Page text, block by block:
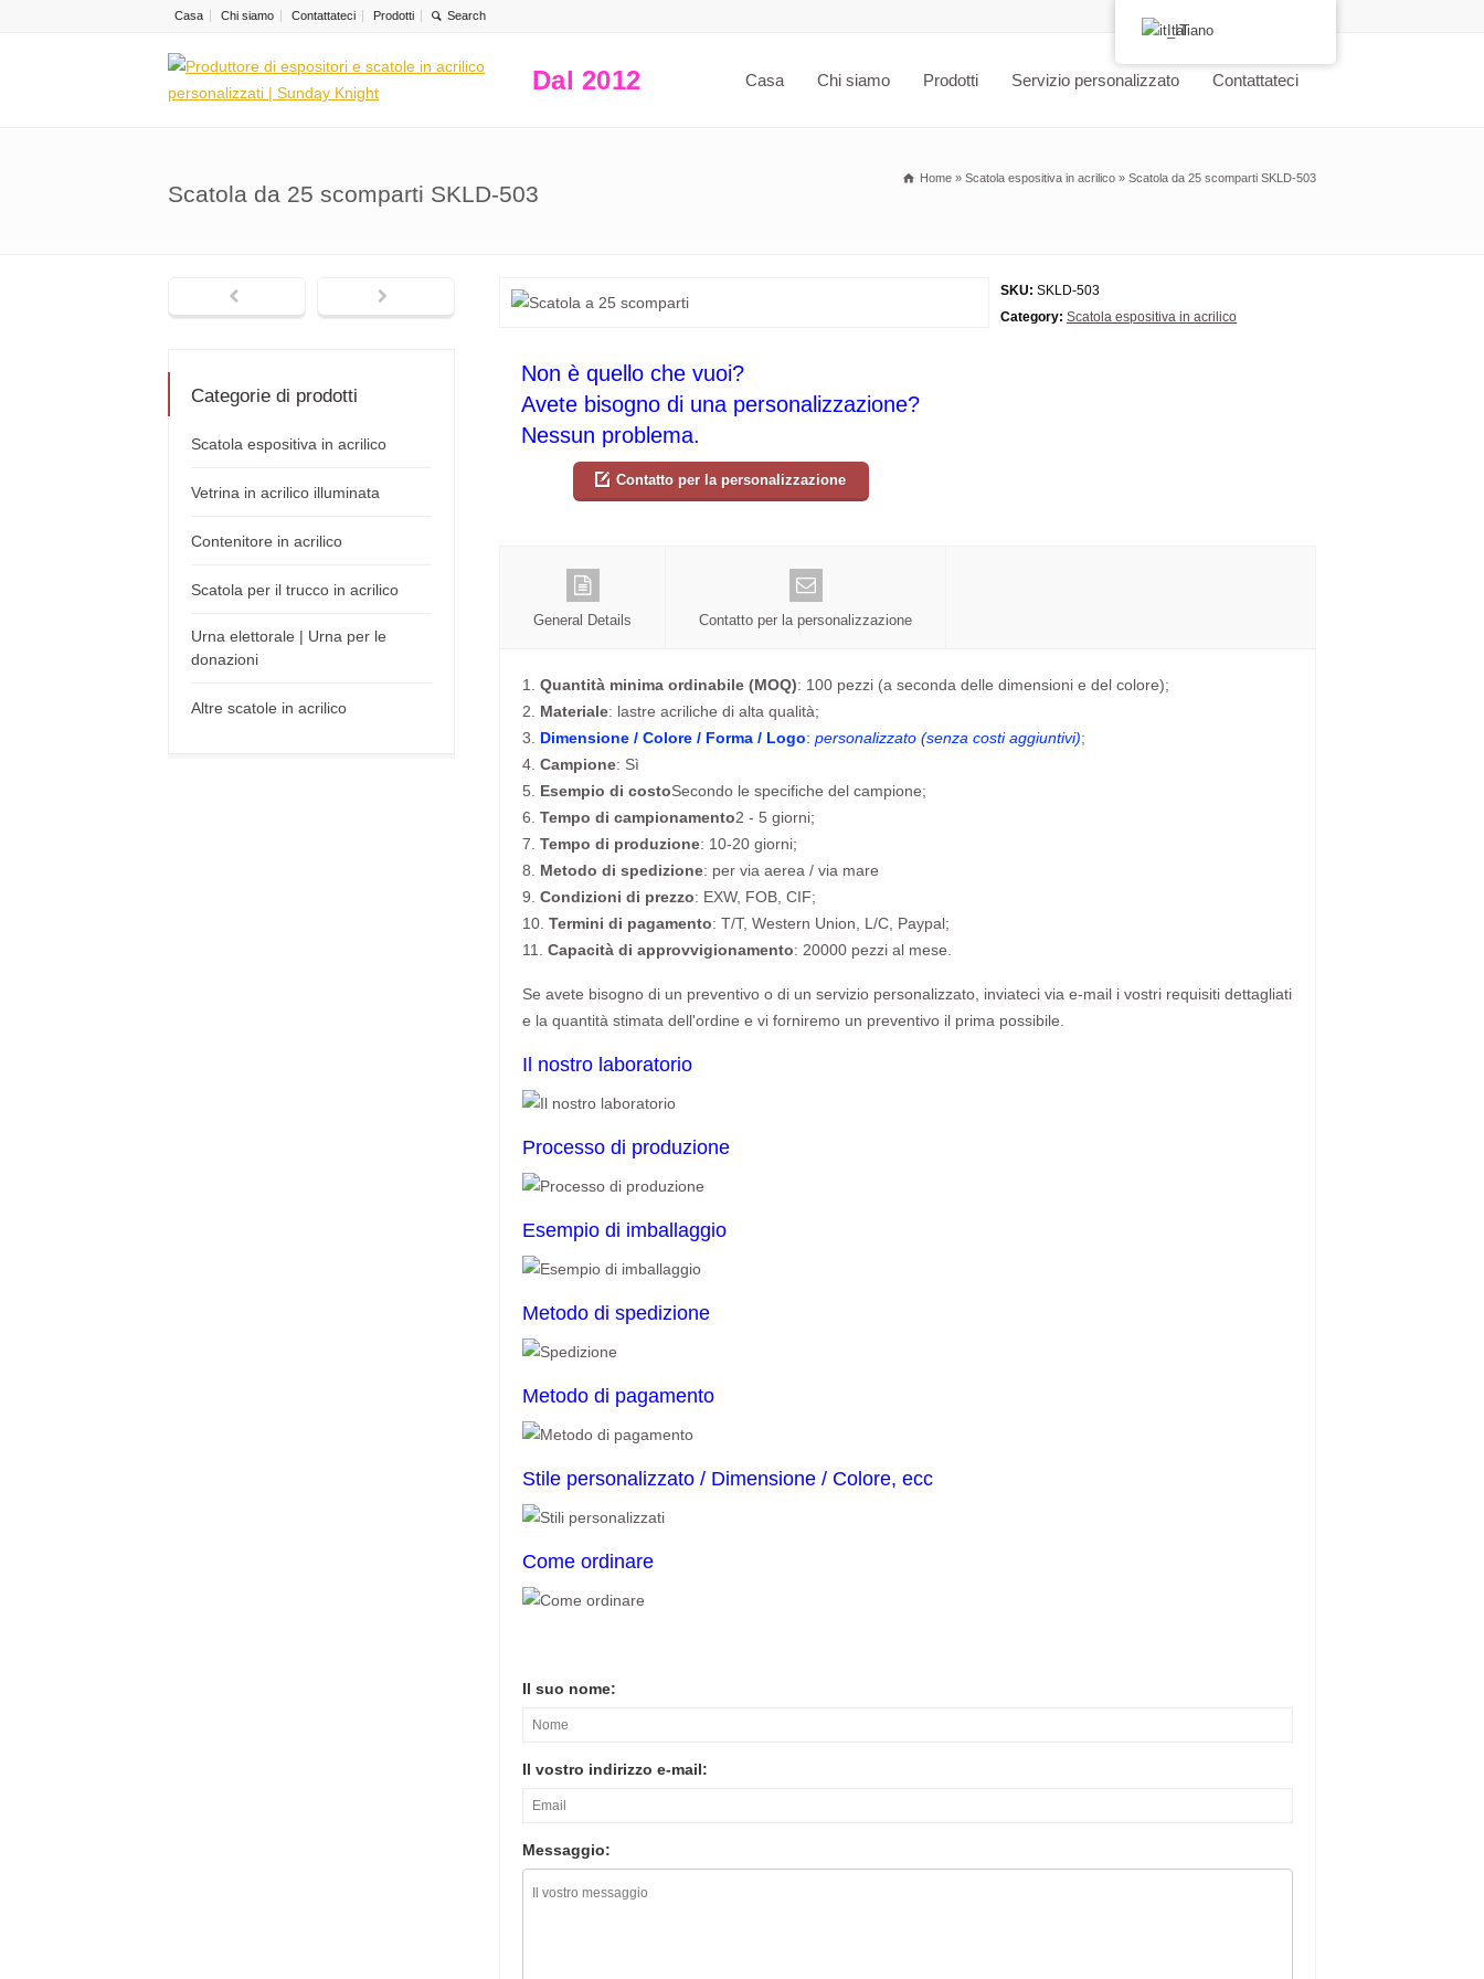
Casa Chi siamo Contattateci Prodotti
Dal 2012 Casa Chi siamo Prodotti Servizio personalizzato Contattateci
Scatola da 25 scomparti SKLD-503
Home » Scatola espositiva in acrilico » Scatola da 25 scomparti SKLD-503
SKU: SKLD-503
Category: Scatola espositiva in acrilico
Non è quello che vuoi?
Avete bisogno di una personalizzazione?
Nessun problema.
Contatto per la personalizzazione
General Details Contatto per la personalizzazione
1. Quantità minima ordinabile (MOQ): 100 pezzi (a seconda delle dimensioni e del colore);
2. Materiale: lastre acriliche di alta qualità;
3. Dimensione / Colore / Forma / Logo: personalizzato (senza costi aggiuntivi);
4. Campione: Sì
5. Esempio di costoSecondo le specifiche del campione;
6. Tempo di campionamento2 - 5 giorni;
7. Tempo di produzione: 10-20 giorni;
8. Metodo di spedizione: per via aerea / via mare
9. Condizioni di prezzo: EXW, FOB, CIF;
10. Termini di pagamento: T/T, Western Union, L/C, Paypal;
11. Capacità di approvvigionamento: 20000 pezzi al mese.
Se avete bisogno di un preventivo o di un servizio personalizzato, inviateci via e-mail i vostri requisiti dettagliati
e la quantità stimata dell'ordine e vi forniremo un preventivo il prima possibile.
Il nostro laboratorio
Processo di produzione
Esempio di imballaggio
Metodo di spedizione
Metodo di pagamento
Stile personalizzato / Dimensione / Colore, ecc
Come ordinare
Il suo nome:
Il vostro indirizzo e-mail:
Messaggio:
Categorie di prodotti
Scatola espositiva in acrilico
Vetrina in acrilico illuminata
Contenitore in acrilico
Scatola per il trucco in acrilico
Urna elettorale | Urna per le
donazioni
Altre scatole in acrilico
Italiano